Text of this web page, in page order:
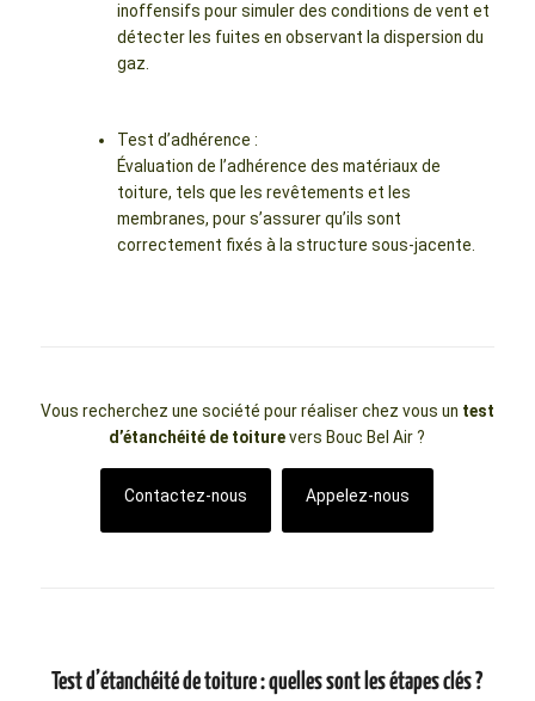
inoffensifs pour simuler des conditions de vent et
détecter les fuites en observant la dispersion du
gaz.
Test d’adhérence :
Évaluation de l’adhérence des matériaux de
toiture, tels que les revêtements et les
membranes, pour s’assurer qu’ils sont
correctement fixés à la structure sous-jacente.
Vous recherchez une société pour réaliser chez vous un test
d’étanchéité de toiturevers Bouc Bel Air ?
Contactez-nous Appelez-nous
Test d’étanchéité de toiture : quelles sont les étapes clés ?